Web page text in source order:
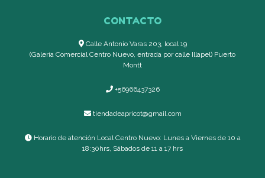
CONTACTO
Calle Antonio Varas 203, local 19
(Galería Comercial Centro Nuevo, entrada por calle Illapel) Puerto
Montt
+56966437326
tiendadeapricot@gmail.com
Horario de atención Local Centro Nuevo: Lunes a Viernes de 10 a
18:30hrs, Sábados de 11 a 17 hrs